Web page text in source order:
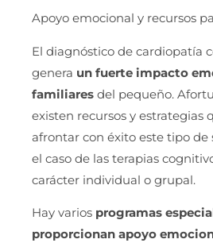
Apoyo emocional y recursos
El diagnóstico de cardiopatía
genera un fuerte impacto
familiares del pequeño.
existen recursos y estrategias
afrontar con éxito este tipo de
el caso de las terapias
carácter individual o grupal.
Hay varios programas
proporcionan apoyo